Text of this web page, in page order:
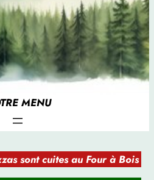
MENU
sont cuites au Four à Bois